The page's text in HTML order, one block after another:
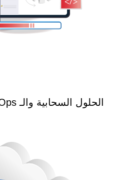
الحلول السحابية والـ DevOps